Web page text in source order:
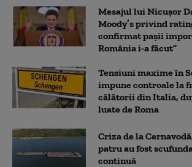
Mesajul lui Nicușor
Moody’s privind
confirmat pașii
România i-a făcut”
Tensiuni maxime în
impune controale la
călătorii din Italia,
luate de Roma
Criza de la
patru au fost
continuă